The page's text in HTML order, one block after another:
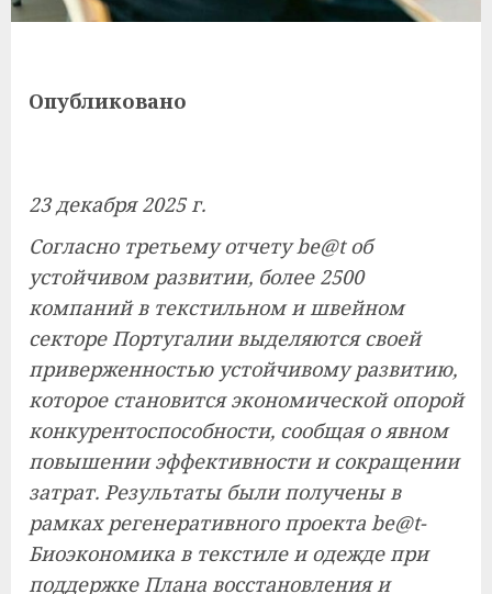
Опубликовано
23 декабря 2025 г.
Согласно третьему отчету be@t об
устойчивом развитии, более 2500
компаний в текстильном и швейном
секторе Португалии выделяются своей
приверженностью устойчивому развитию,
которое становится экономической опорой
конкурентоспособности, сообщая о явном
повышении эффективности и сокращении
затрат. Результаты были получены в
рамках регенеративного проекта be@t-
Биоэкономика в текстиле и одежде при
поддержке Плана восстановления и